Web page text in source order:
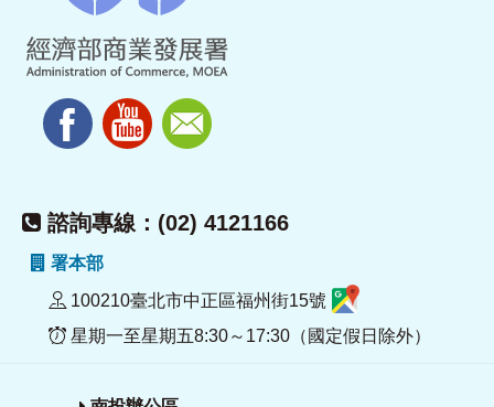
諮詢專線：(02) 4121166
署本部
100210臺北市中正區福州街15號
星期一至星期五8:30～17:30（國定假日除外）